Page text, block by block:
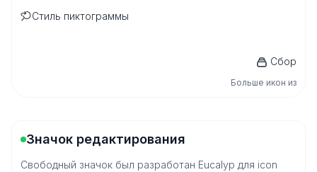
Стиль пиктограммы
Сбор
Больше икон из
Значок редактирования
Свободный значок был разработан Eucalyp для icon